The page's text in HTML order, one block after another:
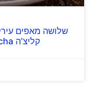
קליצ’ה Kleicha ודאהינה Dahina